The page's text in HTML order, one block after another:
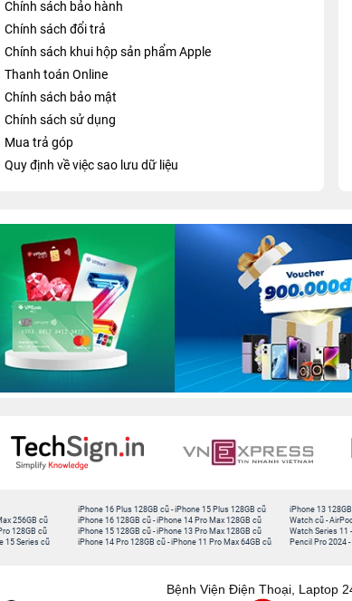
Chính sách bảo hành
Chính sách đổi trả
Chính sách khui hộp sản phẩm Apple
Thanh toán Online
Chính sách bảo mật
Chính sách sử dụng
Mua trả góp
Quy định về việc sao lưu dữ liệu
256GB cũ
128GB cũ
15 Series cũ
iPhone 16 Plus 128GB cũ -iPhone 15 Plus 128GB cũ
iPhone 16 128GB cũ -iPhone 14 Pro Max 128GB cũ
iPhone 15 128GB cũ -iPhone 13 Pro Max 128GB cũ
iPhone 14 Pro 128GB cũ -iPhone 11 Pro Max 64GB cũ
iPhone 13
Watch cũ -
Watch Series 11 -
Pencil Pro 2024 -
Bệnh Viện Điện Thoại, Laptop